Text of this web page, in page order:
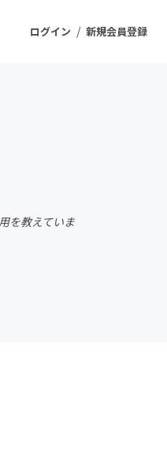
ログイン / 新規会員登録
を教えていま